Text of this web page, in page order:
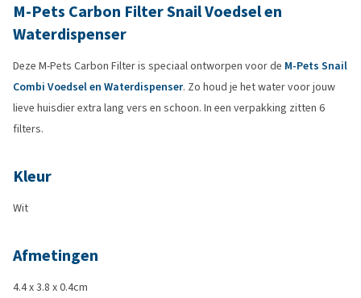
M-Pets Carbon Filter Snail Voedsel en
Waterdispenser
Deze M-Pets Carbon Filter is speciaal ontworpen voor de M-Pets Snail
Combi Voedsel en Waterdispenser. Zo houd je het water voor jouw
lieve huisdier extra lang vers en schoon. In een verpakking zitten 6
filters.
Kleur
Wit
Afmetingen
4.4 x 3.8 x 0.4cm